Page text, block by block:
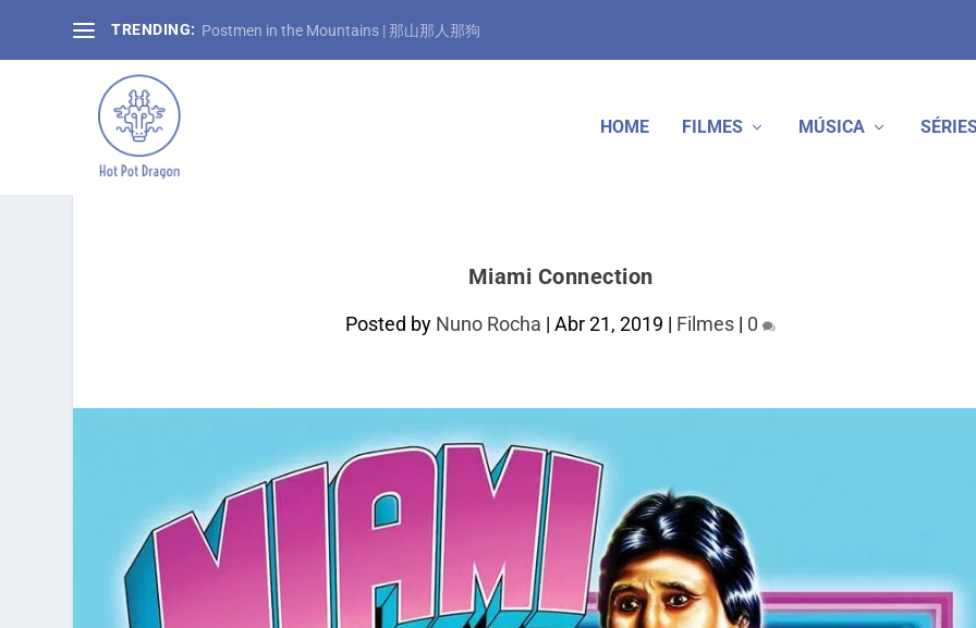
TRENDING: Postmen in the Mountains | 那山那人那狗
HOME FILMES MÚSICA
Miami Connection
Posted by Nuno Rocha |Abr 21, 2019 | Filmes | 0